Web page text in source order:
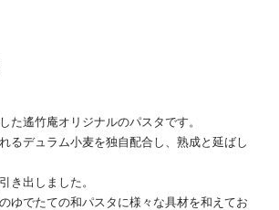
ご利用ガイド
会社案内
た遙竹庵オリジナルのパスタです。
るデュラム小麦を独自配合し、熟成と延ばし
き出しました。
ゆでたての和パスタに様々な具材を和えてお